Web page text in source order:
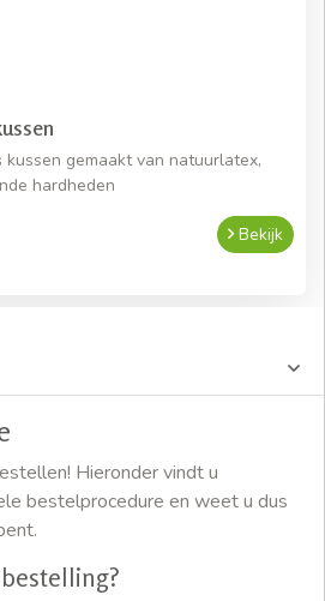
kussen gemaakt van natuurlatex,
hardheden
Bekijk
Hieronder vindt u
bestelprocedure en weet u dus